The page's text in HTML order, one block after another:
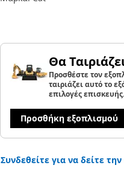
Θα
Προσθέστε τον
ταιριάζει αυτό το
επιλογές επισκευής.
Προσθήκη εξοπλισμού
Συνδεθείτε για να δείτε